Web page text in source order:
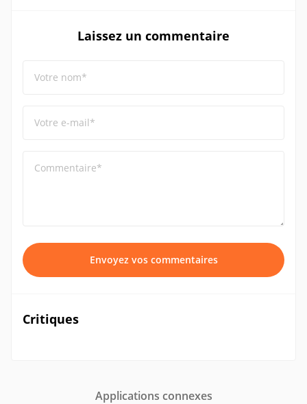
Laissez un commentaire
Votre nom*
Votre e-mail*
Commentaire*
Envoyez vos commentaires
Critiques
Applications connexes